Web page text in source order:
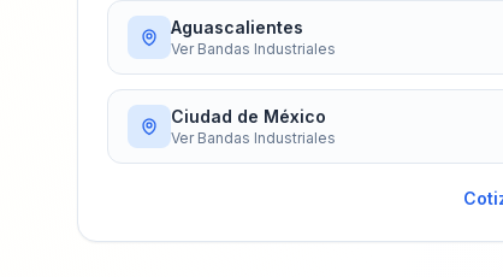
Aguascalientes
Ver Bandas Industriales
Ciudad de México
Ver Bandas Industriales